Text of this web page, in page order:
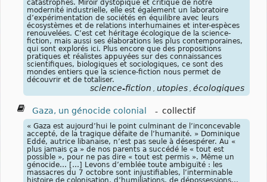
catastrophes. Miroir dystopique et critique de notre
modernité industrielle, elle est également un laboratoire
d’expérimentation de sociétés en équilibre avec leurs
écosystèmes et de relations interhumaines et inter-espèces
renouvelées. C’est cet héritage écologique de la science-
fiction, mais aussi ses élaborations les plus contemporaines,
qui sont explorés ici. Plus encore que des propositions
pratiques et réalistes appuyées sur des connaissances
scientifiques, biologiques et sociologiques, ce sont des
mondes entiers que la science-fiction nous permet de
découvrir et de totaliser.
science-fiction utopies écologiques
Gaza, un génocide colonial - collectif
« Gaza est aujourd’hui le point culminant de l’inconcevable
accepté, de la tragique défaite de l’humanité. » Dominique
Eddé, autrice libanaise, n’est pas seule à désespérer. Au «
plus jamais ça » de nos parents a succédé le « tout est
possible », pour ne pas dire « tout est permis ». Même un
génocide… […] Levons d’emblée toute ambiguïté : les
massacres du 7 octobre sont injustifiables, l’interminable